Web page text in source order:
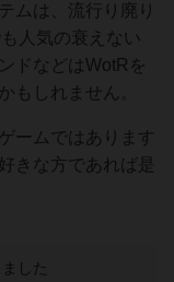
ムは、流行り廃り
人気の衰えない
ドなどはWotRを
もしれません。
ームではあります
きな方であれば是
ました